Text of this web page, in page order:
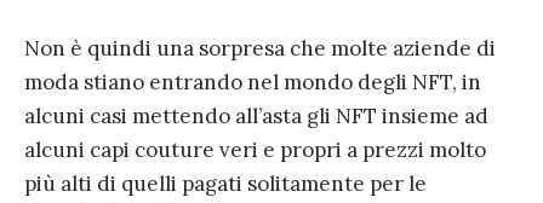
Non è quindi una sorpresa che molte aziende di
moda stiano entrando nel mondo degli NFT, in
alcuni casi mettendo all’asta gli NFT insieme ad
alcuni capi couture veri e propri a prezzi molto
più alti di quelli pagati solitamente per le